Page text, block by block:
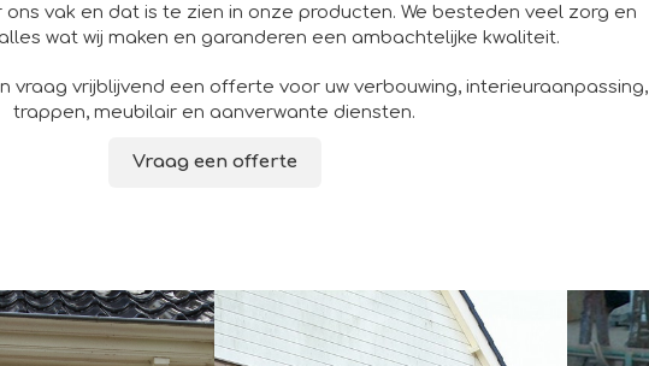
ons vak en dat is te zien in onze producten. We besteden veel zorg en
wat wij maken en garanderen een ambachtelijke kwaliteit.
vraag vrijblijvend een offerte voor uw verbouwing, interieuraanpassing,
trappen, meubilair en aanverwante diensten.
Vraag een offerte